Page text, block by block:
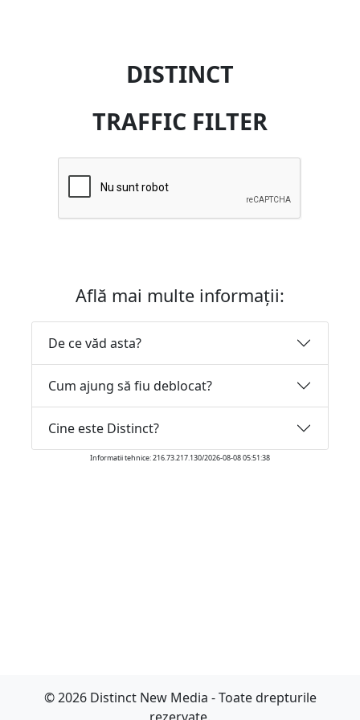
DISTINCT
TRAFFIC FILTER
Află mai multe informații:
De ce văd asta?
Cum ajung să fiu deblocat?
Cine este Distinct?
Informatii tehnice: 216.73.217.130/2026-08-08 05:51:38
© 2026 Distinct New Media - Toate drepturile